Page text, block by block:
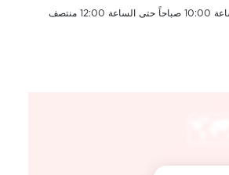
الجمعة - السبت من الساعة 10:00 صباحاً حتى الساعة 12:00 منتصف